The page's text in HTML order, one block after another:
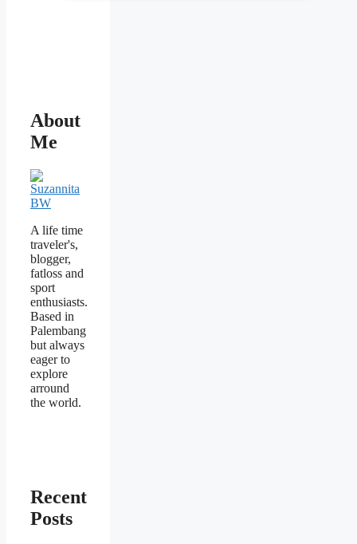
About
Me
A life time
traveler's,
blogger,
fatloss and
sport
enthusiasts.
Based in
Palembang
but always
eager to
explore
arround
the world.
Recent
Posts